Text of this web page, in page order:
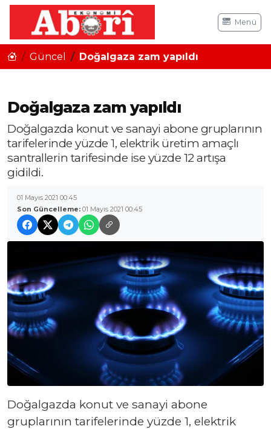
Menü
Güncel Doğalgaza zam yapıldı
Doğalgaza zam yapıldı
Doğalgazda konut ve sanayi abone gruplarının
tarifelerinde yüzde 1, elektrik üretim amaçlı
santrallerin tarifesinde ise yüzde 12 artışa
gidildi.
01 Mayıs 2021 00:45
Son Güncelleme: 01 Mayıs 2021 00:45
Doğalgazda konut ve sanayi abone
gruplarının tarifelerinde yüzde 1, elektrik